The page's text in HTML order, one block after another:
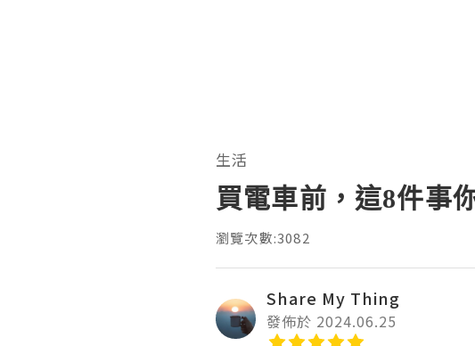
生活
買電車前，這8件事
瀏覽次數:3082
Share My Thing
發佈於 2024.06.25